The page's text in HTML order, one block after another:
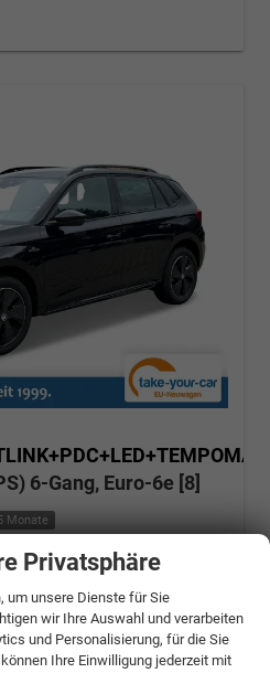
6-Gang, Euro-6e [8]
Monate
Privatsphäre
um unsere Dienste für Sie
wir Ihre Auswahl und verarbeiten
und Personalisierung, für die Sie
Ihre Einwilligung jederzeit mit